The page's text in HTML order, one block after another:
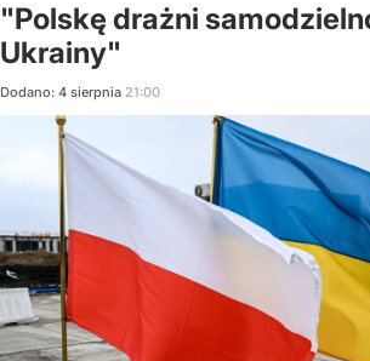
"Polskę drażni
Ukrainy"
Dodano: 4 sierpnia 21:00